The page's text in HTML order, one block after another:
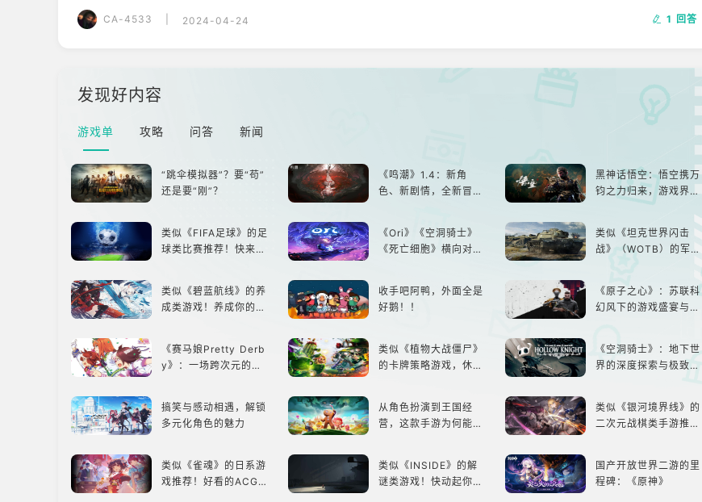
3、支线任务。
展恋爱关系。
CA-4533 2024-04-24 1 回答
发现好内容
游戏单 攻略 问答 新闻
“跳伞模拟器”？要“苟”
还是要“刚”？
《鸣潮》1.4：新角
色、新剧情，全新冒险
黑神话悟空：悟空携万
钧之力归来，游戏界的
类似《FIFA足球》的足
球类比赛推荐！快来赢
《Ori》《空洞骑士》
《死亡细胞》横向对
类似《坦克世界闪击
战》（WOTB）的军事
最心爱的装备出发吧！
类似《碧蓝航线》的养
成类游戏！养成你的梦
收手吧阿鸭，外面全是
好鹅！！
《原子之心》：苏联科
幻风下的游戏盛宴与瑕
《赛马娘Pretty Derb
y》：一场跨次元的竞
类似《植物大战僵尸》
的卡牌策略游戏，休闲
《空洞骑士》：地下世
界的深度探索与极致冒
搞笑与感动相遇，解锁
多元化角色的魅力
从角色扮演到王国经
营，这款手游为何能俘
类似《银河境界线》的
二次元战棋类手游推
类似《雀魂》的日系游
戏推荐！好看的ACG看
类似《INSIDE》的解
谜类游戏！快动起你的
国产开放世界二游的里
程碑：《原神》